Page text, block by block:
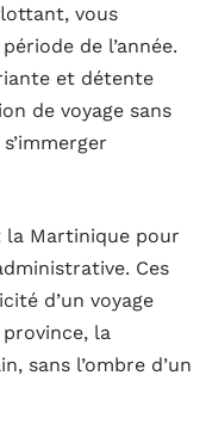
vous
de l’année.
et détente
de voyage sans
la Martinique pour
Ces
d’un voyage
la
sans l’ombre d’un